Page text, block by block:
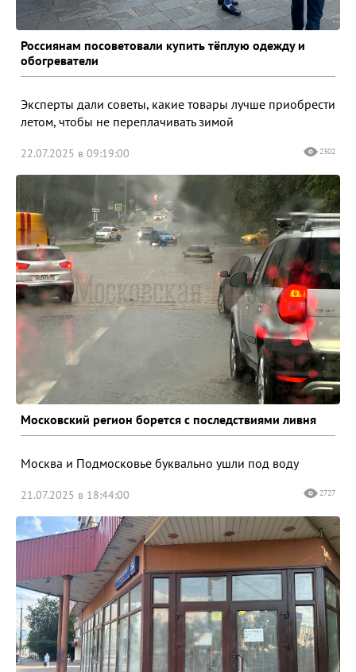
Россиянам посоветовали купить тёплую одежду и
обогреватели
Эксперты дали советы, какие товары лучше приобрести
летом, чтобы не переплачивать зимой
22.07.2025 в 09:19:00 2302
Московский регион борется с последствиями ливня
Москва и Подмосковье буквально ушли под воду
21.07.2025 в 18:44:00 2727